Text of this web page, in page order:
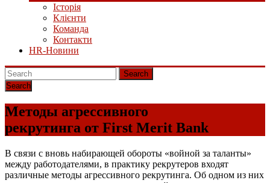
Історія
Клієнти
Команда
Контакти
HR-Новини
Search
Методы агрессивного
рекрутинга от First Merit Bank
В связи с вновь набирающей обороты «войной за таланты»
между работодателями, в практику рекрутеров входят
различные методы агрессивного рекрутинга. Об одном из них